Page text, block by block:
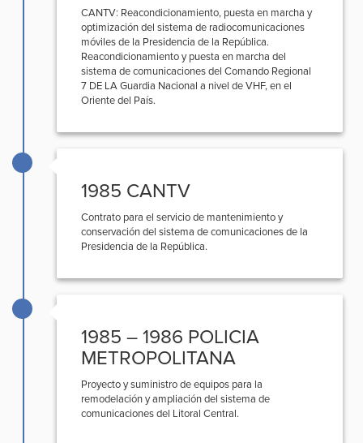
CANTV: Reacondicionamiento, puesta en marcha y
optimización del sistema de radiocomunicaciones
móviles de la Presidencia de la República.
Reacondicionamiento y puesta en marcha del
sistema de comunicaciones del Comando Regional
7 DE LA Guardia Nacional a nivel de VHF, en el
Oriente del País.
1985 CANTV
Contrato para el servicio de mantenimiento y
conservación del sistema de comunicaciones de la
Presidencia de la República.
1985 – 1986 POLICIA
METROPOLITANA
Proyecto y suministro de equipos para la
remodelación y ampliación del sistema de
comunicaciones del Litoral Central.